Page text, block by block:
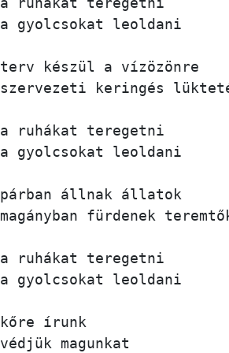
a gyolcsokat leoldani
terv készül a vízözönre
szervezeti keringés
a ruhákat teregetni
a gyolcsokat leoldani
párban állnak állatok
magányban fürdenek
a ruhákat teregetni
a gyolcsokat leoldani
kőre írunk
védjük magunkat